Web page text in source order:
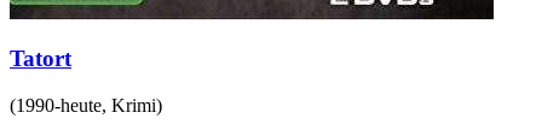
Tatort
(1990-heute, Krimi)